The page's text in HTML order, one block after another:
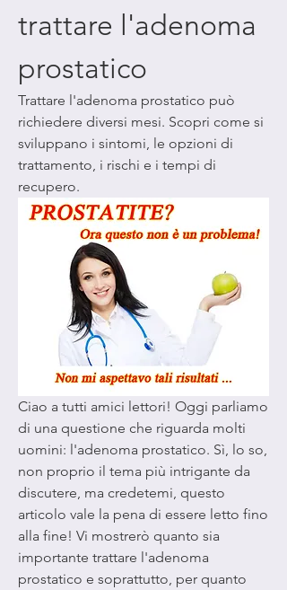
trattare l'adenoma
prostatico
Trattare l'adenoma prostatico può
richiedere diversi mesi. Scopri come si
sviluppano i sintomi, le opzioni di
trattamento, i rischi e i tempi di
recupero.
Ciao a tutti amici lettori! Oggi parliamo
di una questione che riguarda molti
uomini: l'adenoma prostatico. Sì, lo so,
non proprio il tema più intrigante da
discutere, ma credetemi, questo
articolo vale la pena di essere letto fino
alla fine! Vi mostrerò quanto sia
importante trattare l'adenoma
prostatico e soprattutto, per quanto